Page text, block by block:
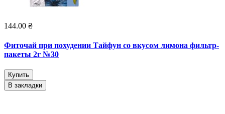
144.00 ₴
Фиточай при похудении Тайфун со вкусом лимона фильтр-
пакеты 2г №30
Купить
В закладки